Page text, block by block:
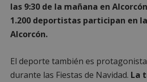
las 9:30 de la mañana en
1.200 deportistas participan en
Alcorcón.
El deporte también es
durante las Fiestas de Navidad. La